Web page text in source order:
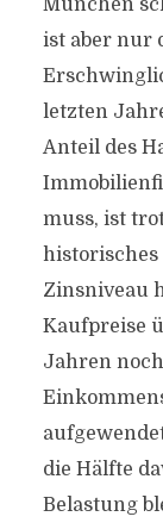
München
ist aber nur
letzten
Anteil des
muss, ist
historisches
Zinsniveau
Kaufpreise
Jahren
die Hälfte
Belastung